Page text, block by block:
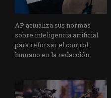
AP actualiza sus normas
sobre inteligencia artificial
para reforzar el control
humano en la redacción